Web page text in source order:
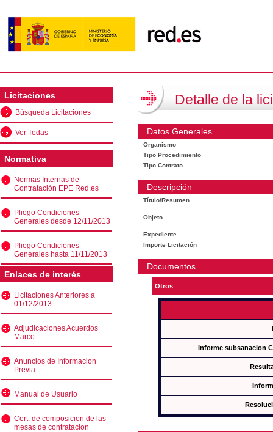
Licitaciones
Búsqueda Licitaciones
Ver Todas
Normativa
Normas Internas de
Contratación EPE Red.es
Pliego Condiciones
Generales desde 12/11/2013
Pliego Condiciones
Generales hasta 11/11/2013
Enlaces de interés
Licitaciones Anteriores a
01/12/2013
Adjudicaciones Acuerdos
Marco
Anuncios de Informacion
Previa
Manual de Usuario
Cert. de composicion de las
mesas de contratacion
Detalle de la
Datos Generales
Organismo
Tipo Procedimiento
Tipo Contrato
Descripción
Título/Resumen
Objeto
Expediente
Importe Licitación
Documentos
Otros
Informe subsanacion